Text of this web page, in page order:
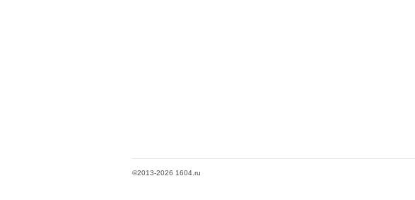
©2013-2026 1604.ru